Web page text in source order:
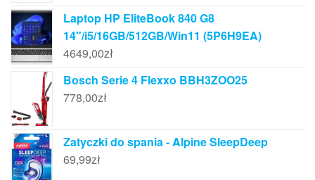
Laptop HP EliteBook 840 G8
14"/i5/16GB/512GB/Win11 (5P6H9EA)
4649,00zł
Bosch Serie 4 Flexxo BBH3ZOO25
778,00zł
Zatyczki do spania - Alpine SleepDeep
69,99zł